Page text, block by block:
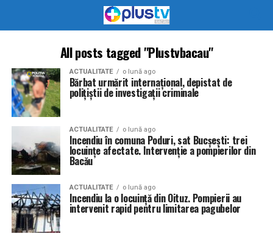
All posts tagged "Plustvbacau"
ACTUALITATE o lună ago
Bărbat urmărit internațional, depistat de
polițiștii de investigații criminale
ACTUALITATE o lună ago
Incendiu în comuna Poduri, sat Bucșești: trei
locuințe afectate. Intervenție a pompierilor din
Bacău
ACTUALITATE o lună ago
Incendiu la o locuință din Oituz. Pompierii au
intervenit rapid pentru limitarea pagubelor